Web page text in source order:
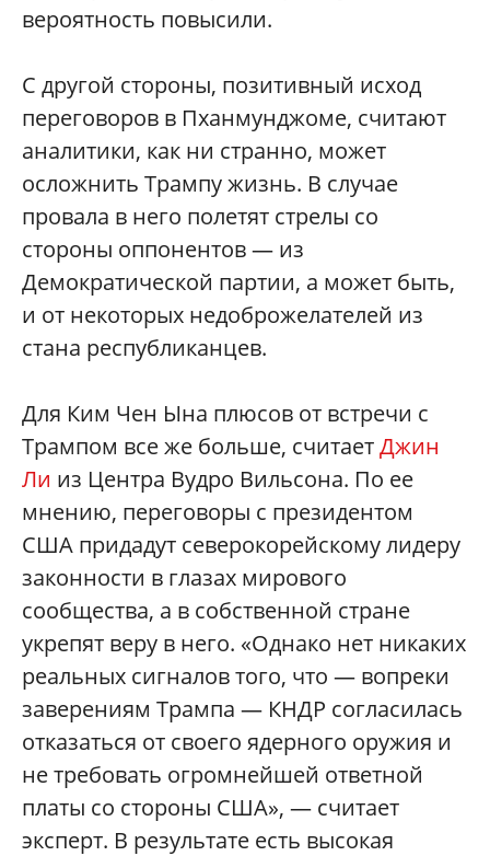
вероятность повысили.
С другой стороны, позитивный исход
переговоров в Пханмунджоме, считают
аналитики, как ни странно, может
осложнить Трампу жизнь. В случае
провала в него полетят стрелы со
стороны оппонентов — из
Демократической партии, а может быть,
и от некоторых недоброжелателей из
стана республиканцев.
Для Ким Чен Ына плюсов от встречи с
Трампом все же больше, считаетДжин
Ли из Центра Вудро Вильсона. По ее
мнению, переговоры с президентом
США придадут северокорейскому лидеру
законности в глазах мирового
сообщества, а в собственной стране
укрепят веру в него. «Однако нет никаких
реальных сигналов того, что — вопреки
заверениям Трампа — КНДР согласилась
отказаться от своего ядерного оружия и
не требовать огромнейшей ответной
платы со стороны США», — считает
эксперт. В результате есть высокая